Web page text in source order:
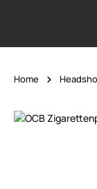
Home
Bildergalerie